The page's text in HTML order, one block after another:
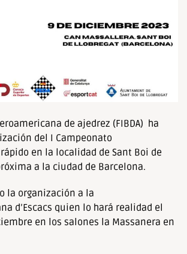
de ajedrez (FIBDA) ha
del I Campeonato
en la localidad de Sant Boi de
a la ciudad de Barcelona.
la organización a la
d’Escacs quien lo hará realidad el
en los salones la Massanera en